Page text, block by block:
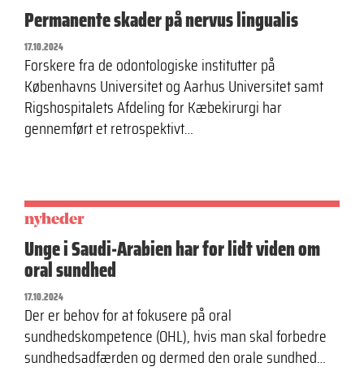
Permanente skader på nervus lingualis
17.10.2024
Forskere fra de odontologiske institutter på
Københavns Universitet og Aarhus Universitet samt
Rigshospitalets Afdeling for Kæbekirurgi har
gennemført et retrospektivt…
nyheder
Unge i Saudi-Arabien har for lidt viden om
oral sundhed
17.10.2024
Der er behov for at fokusere på oral
sundhedskompetence (OHL), hvis man skal forbedre
sundhedsadfærden og dermed den orale sundhed…